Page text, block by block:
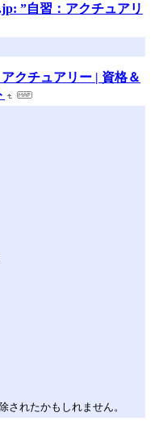
”自習：アクチュアリ
クチュアリー | 資格＆
されたかもしれません。